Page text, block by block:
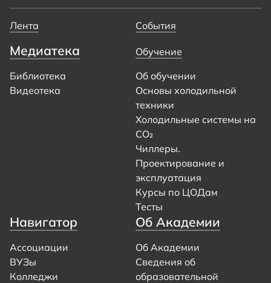
Лента События
Медиатека
Библиотека
Видеотека
Обучение
Об обучении
Основы холодильной
техники
Холодильные системы на
CO₂
Чиллеры.
Проектирование и
эксплуатация
Курсы по ЦОДам
Тесты
Навигатор
Ассоциации
ВУЗы
Колледжи
Об Академии
Об Академии
Сведения об
образовательной